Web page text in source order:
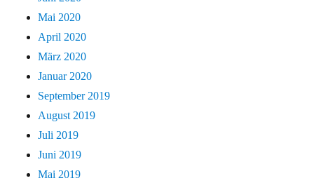
Mai 2020
April 2020
März 2020
Januar 2020
September 2019
August 2019
Juli 2019
Juni 2019
Mai 2019